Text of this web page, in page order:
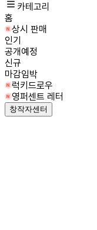
카테고리
홈
상시 판매
인기
공개예정
신규
마감임박
럭키드로우
영퍼센트 레터
창작자센터